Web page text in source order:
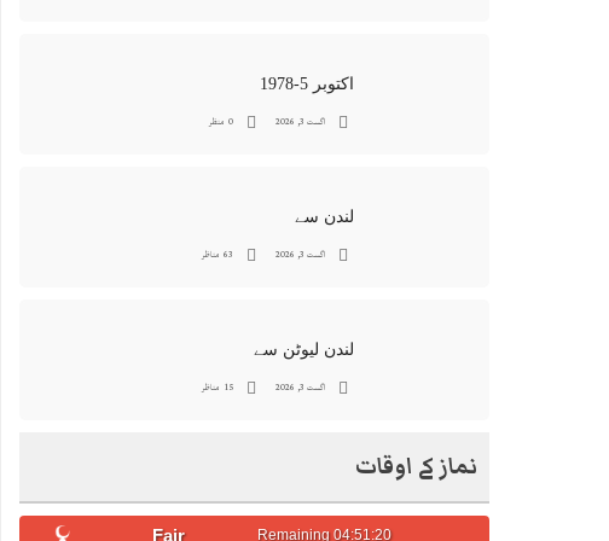
اکتوبر 5-1978
اگست 3, 2026 0 منظر
لندن سے
اگست 3, 2026 63 مناظر
لندن لیوٹن سے
اگست 3, 2026 15 مناظر
نماز کے اوقات